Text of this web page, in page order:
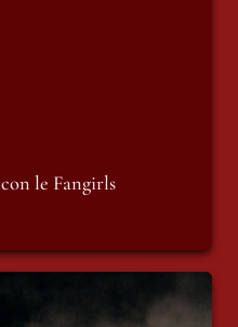
le Fangirls